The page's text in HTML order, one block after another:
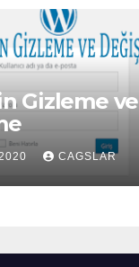
Gizleme ve
CAGSLAR